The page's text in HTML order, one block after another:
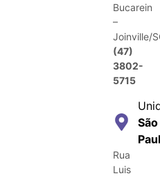
Bucarein
–
Joinville/
(47)
3802-
5715
São
Rua
Luis